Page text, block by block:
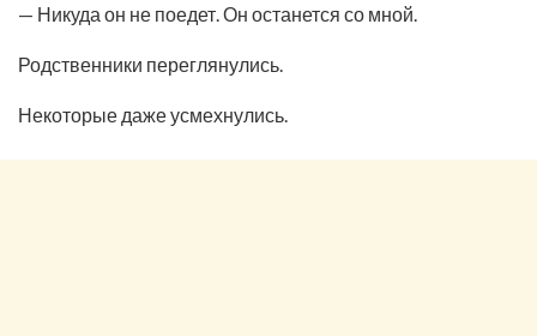
— Никуда он не поедет. Он останется со мной.
Родственники переглянулись.
Некоторые даже усмехнулись.